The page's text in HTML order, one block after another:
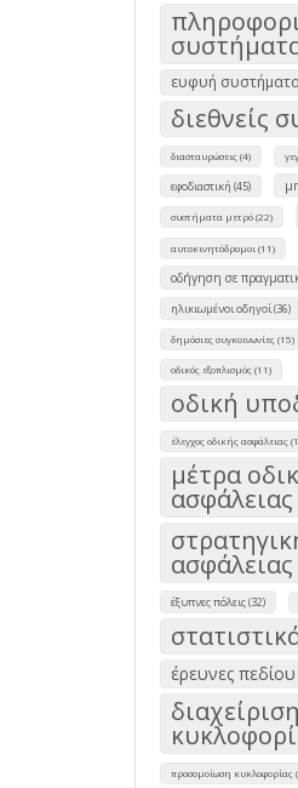
ευφυή
διεθνείς
διασταυρώσεις (4)
εφοδιαστική (45)
συστήματα μετρό (22)
αυτοκινητόδρομοι (11)
οδήγηση σε
ηλικιωμένοι οδηγοί (36)
δημόσιες συγκοινωνίες (15)
οδικός εξοπλισμός (11)
οδική
έλεγχος οδικής ασφάλειας
μέτρα
ασφάλειας
ασφάλειας
έξυπνες πόλεις (32)
έρευνες
διαχείριση
προσομοίωση κυκλοφορίας